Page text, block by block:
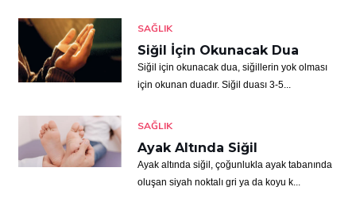
SAĞLIK
Siğil İçin Okunacak Dua
Siğil için okunacak dua, siğillerin yok olması
için okunan duadır. Siğil duası 3-5...
SAĞLIK
Ayak Altında Siğil
Ayak altında siğil, çoğunlukla ayak tabanında
oluşan siyah noktalı gri ya da koyu k...